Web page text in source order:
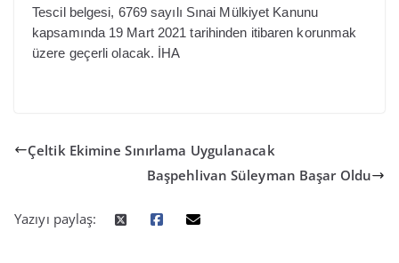
Tescil belgesi, 6769 sayılı Sınai Mülkiyet Kanunu
kapsamında 19 Mart 2021 tarihinden itibaren korunmak
üzere geçerli olacak. İHA
Çeltik Ekimine Sınırlama Uygulanacak
Başpehlivan Süleyman Başar Oldu
Yazıyı paylaş: